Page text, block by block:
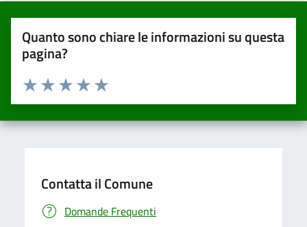
Quanto sono chiare le informazioni su questa
pagina?
Valuta da 1 a 5 stelle la pagina
Valuta 5 stelle su 5
Valuta 4 stelle su 5
Valuta 3 stelle su 5
Valuta 2 stelle su 5
Valuta una stella su 5
Contatta il Comune
Domande Frequenti